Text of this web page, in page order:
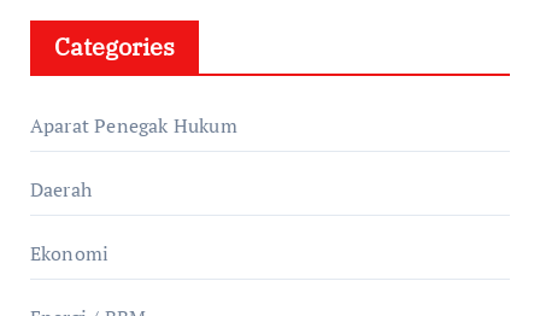
Categories
Aparat Penegak Hukum
Daerah
Ekonomi